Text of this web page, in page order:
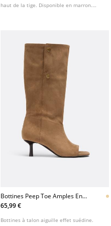
haut de la tige. Disponible en marron.
Bottines Peep Toe Amples En
Suedine
65,99 €
Bottines à talon aiguille effet suédine.